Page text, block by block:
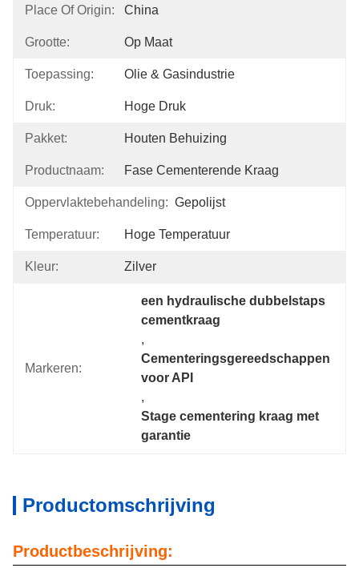
Place Of Origin: China
Grootte: Op Maat
Toepassing: Olie & Gasindustrie
Druk: Hoge Druk
Pakket: Houten Behuizing
Productnaam: Fase Cementerende Kraag
Oppervlaktebehandeling: Gepolijst
Temperatuur: Hoge Temperatuur
Kleur: Zilver
Markeren:
een hydraulische dubbelstaps
cementkraag
,
Cementeringsgereedschappen
voor API
,
Stage cementering kraag met
garantie
Productomschrijving
Productbeschrijving: